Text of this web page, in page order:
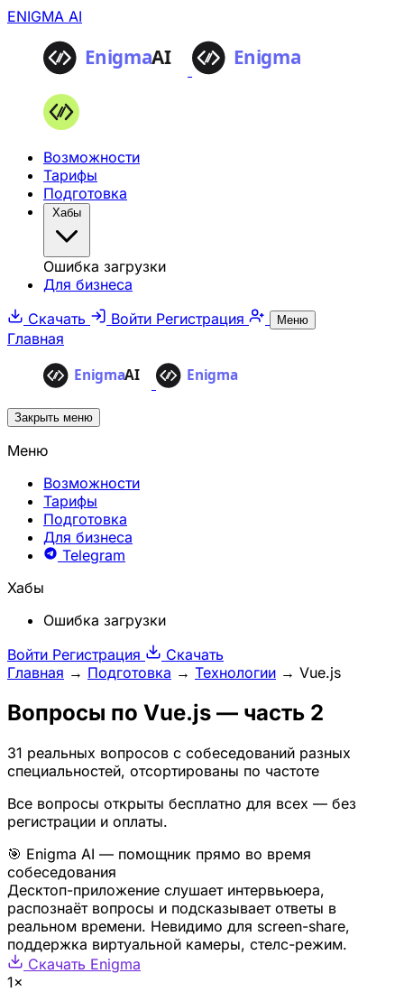
ENIGMA AI
Возможности
Тарифы
Подготовка
Хабы
Ошибка загрузки
Для бизнеса
Скачать
Войти Регистрация Меню
Главная
Закрыть меню
Меню
Возможности
Тарифы
Подготовка
Для бизнеса
Telegram
Хабы
Ошибка загрузки
Войти Регистрация
Скачать
Главная → Подготовка → Технологии → Vue.js
Вопросы по Vue.js — часть 2
31 реальных вопросов с собеседований разных
специальностей, отсортированы по частоте
Все вопросы открыты бесплатно для всех — без
регистрации и оплаты.
🎯 Enigma AI — помощник прямо во время
собеседования
Десктоп-приложение слушает интервьюера,
распознаёт вопросы и подсказывает ответы в
реальном времени. Невидимо для screen-share,
поддержка виртуальной камеры, стелс-режим.
Скачать Enigma
1×